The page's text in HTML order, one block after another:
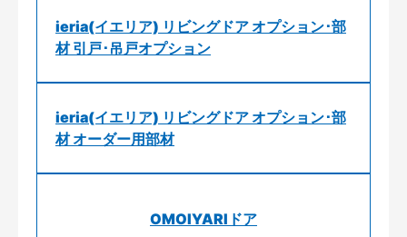
ieria(イエリア) リビングドア オプション･部
材 引戸･吊戸オプション
ieria(イエリア) リビングドア オプション･部
材 オーダー用部材
OMOIYARIドア